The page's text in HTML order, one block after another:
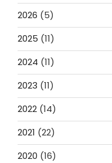
2026 (5)
2025 (11)
2024 (11)
2023 (11)
2022 (14)
2021 (22)
2020 (16)